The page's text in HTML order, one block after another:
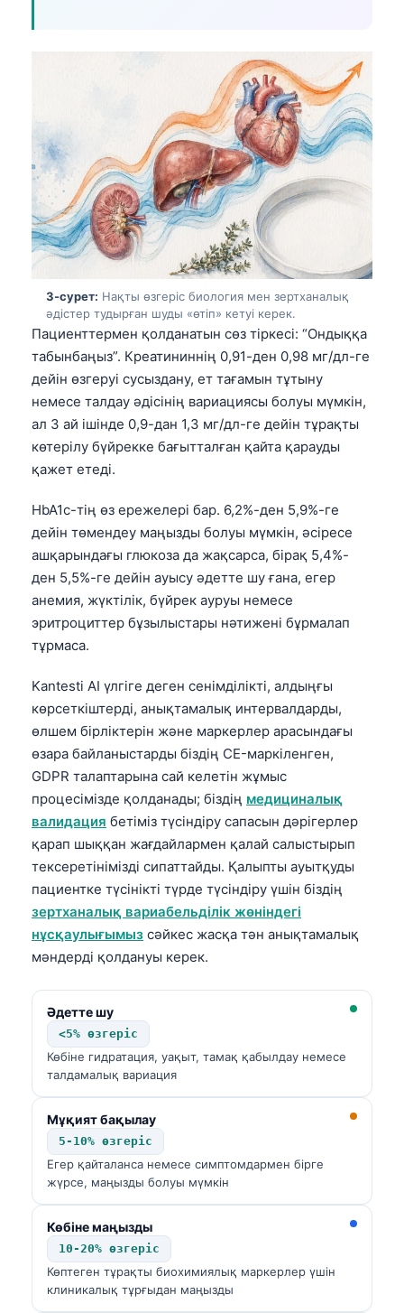
3-сурет: Нақты өзгеріс биология мен зертханалық
әдістер тудырған шуды «өтіп» кетуі керек.
Пациенттермен қолданатын сөз тіркесі: “Ондыққа
табынбаңыз”. Креатининнің 0,91-ден 0,98 мг/дл-ге
дейін өзгеруі сусыздану, ет тағамын тұтыну
немесе талдау әдісінің вариациясы болуы мүмкін,
ал 3 ай ішінде 0,9-дан 1,3 мг/дл-ге дейін тұрақты
көтерілу бүйрекке бағытталған қайта қарауды
қажет етеді.
HbA1c-тің өз ережелері бар. 6,2%-ден 5,9%-ге
дейін төмендеу маңызды болуы мүмкін, әсіресе
ашқарындағы глюкоза да жақсарса, бірақ 5,4%-
ден 5,5%-ге дейін ауысу әдетте шу ғана, егер
анемия, жүктілік, бүйрек ауруы немесе
эритроциттер бұзылыстары нәтижені бұрмалап
тұрмаса.
Kantesti AI үлгіге деген сенімділікті, алдыңғы
көрсеткіштерді, анықтамалық интервалдарды,
өлшем бірліктерін және маркерлер арасындағы
өзара байланыстарды біздің CE-маркіленген,
GDPR талаптарына сай келетін жұмыс
процесімізде қолданады; біздің медициналық
валидация бетіміз түсіндіру сапасын дәрігерлер
қарап шыққан жағдайлармен қалай салыстырып
тексеретінімізді сипаттайды. Қалыпты ауытқуды
пациентке түсінікті түрде түсіндіру үшін біздің
зертханалық вариабельділік жөніндегі
нұсқаулығымыз сәйкес жасқа тән анықтамалық
мәндерді қолдануы керек.
Әдетте шу
<5% өзгеріс
Көбіне гидратация, уақыт, тамақ қабылдау немесе
талдамалық вариация
Мұқият бақылау
5-10% өзгеріс
Егер қайталанса немесе симптомдармен бірге
жүрсе, маңызды болуы мүмкін
Көбіне маңызды
10-20% өзгеріс
Көптеген тұрақты биохимиялық маркерлер үшін
клиникалық тұрғыдан маңызды